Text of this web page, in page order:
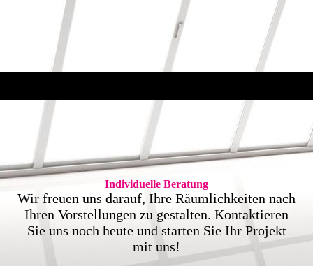
Individuelle Beratung
Wir freuen uns darauf, Ihre Räumlichkeiten nach
Ihren Vorstellungen zu gestalten. Kontaktieren
Sie uns noch heute und starten Sie Ihr Projekt
mit uns!